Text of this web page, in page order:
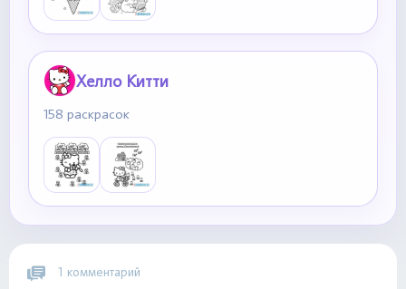
Хелло Китти
158 раскрасок
1 комментарий